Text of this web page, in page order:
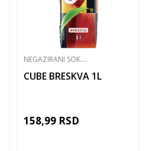
N
EGAZIRANI SOKOVI
CUBE BRESKVA 1L
158,99 RSD